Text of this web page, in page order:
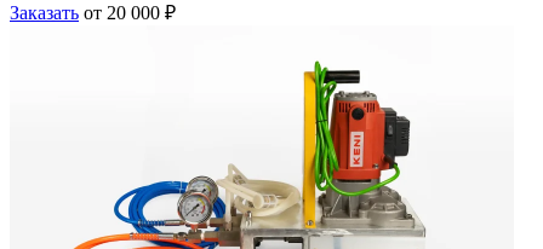
Заказать от 20 000 ₽